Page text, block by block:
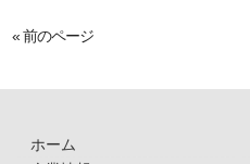
« 前のページ
ホーム